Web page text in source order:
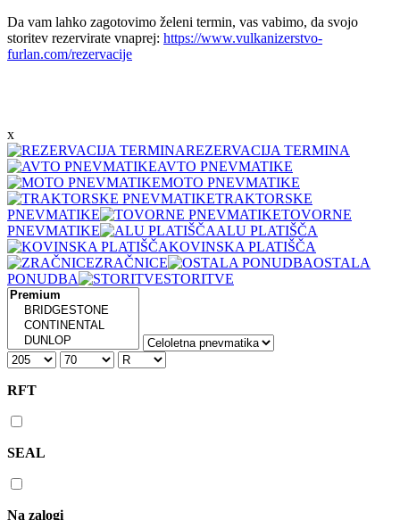
Da vam lahko zagotovimo želeni termin, vas vabimo, da svojo
storitev rezervirate vnaprej: https://www.vulkanizerstvo-
furlan.com/rezervacije
x
REZERVACIJA TERMINA
AVTO PNEVMATIKE
MOTO PNEVMATIKE
TRAKTORSKE
PNEVMATIKE
TOVORNE
PNEVMATIKE
ALU PLATIŠČA
KOVINSKA PLATIŠČA
ZRAČNICE
OSTALA
PONUDBA
STORITVE
RFT
SEAL
Na zalogi